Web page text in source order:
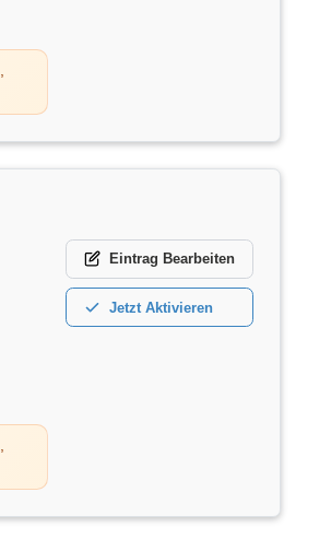
Eintrag Bearbeiten
Jetzt Aktivieren